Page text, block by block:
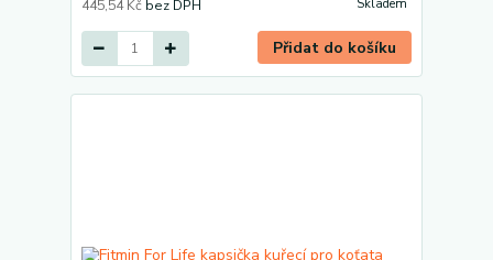
445,54 Kč bez DPH Skladem
Přidat do košíku